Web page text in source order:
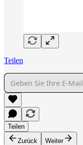
Teilen
Teilen
Zurück
Weiter